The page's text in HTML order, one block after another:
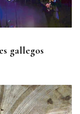
gallegos